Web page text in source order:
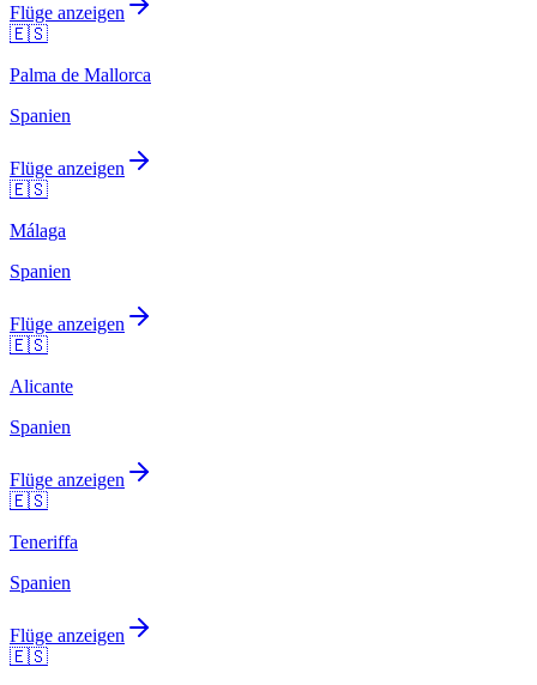
Flüge anzeigen
🇪🇸
Palma de Mallorca
Spanien
Flüge anzeigen
🇪🇸
Málaga
Spanien
Flüge anzeigen
🇪🇸
Alicante
Spanien
Flüge anzeigen
🇪🇸
Teneriffa
Spanien
Flüge anzeigen
🇪🇸